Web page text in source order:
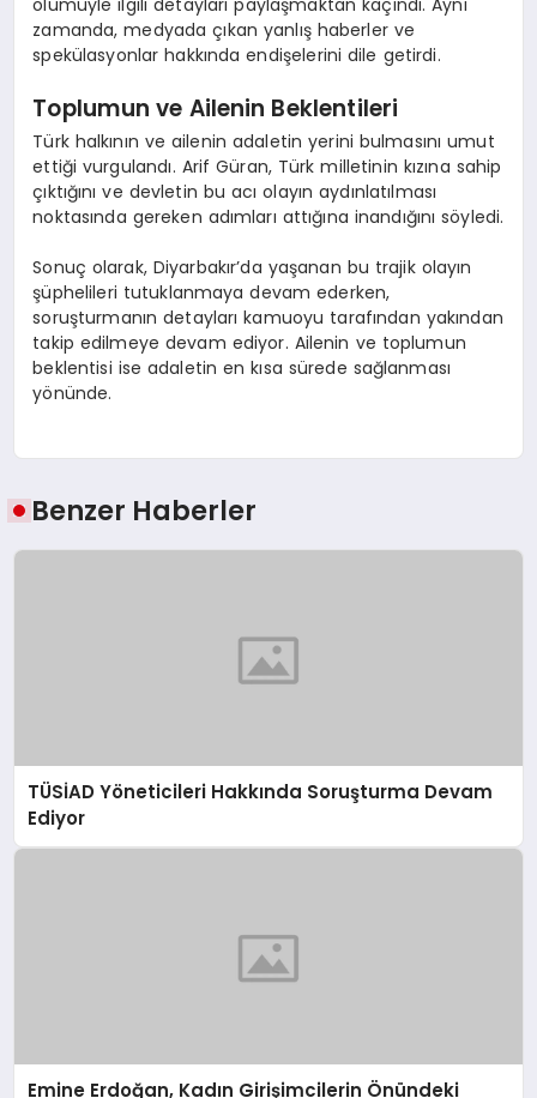
zamanda, medyada çıkan yanlış haberler ve
spekülasyonlar hakkında endişelerini dile getirdi.
Toplumun ve Ailenin Beklentileri
Türk halkının ve ailenin adaletin yerini bulmasını umut
ettiği vurgulandı. Arif Güran, Türk milletinin kızına sahip
çıktığını ve devletin bu acı olayın aydınlatılması
noktasında gereken adımları attığına inandığını söyledi.
Sonuç olarak, Diyarbakır’da yaşanan bu trajik olayın
şüphelileri tutuklanmaya devam ederken,
soruşturmanın detayları kamuoyu tarafından yakından
takip edilmeye devam ediyor. Ailenin ve toplumun
beklentisi ise adaletin en kısa sürede sağlanması
yönünde.
Benzer Haberler
TÜSİAD Yöneticileri Hakkında Soruşturma Devam
Ediyor
Emine Erdoğan, Kadın Girişimcilerin Önündeki